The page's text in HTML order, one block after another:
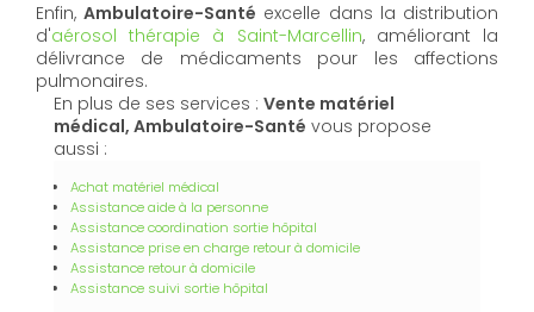
Enfin,Ambulatoire-Santé excelle dans la distribution
d'aérosol thérapie à Saint-Marcellin, améliorant la
délivrance de médicaments pour les affections
pulmonaires.
En plus de ses services : Vente matériel
médical, Ambulatoire-Santé vous propose
aussi :
Achat matériel médical
Assistance aide à la personne
Assistance coordination sortie hôpital
Assistance prise en charge retour à domicile
Assistance retour à domicile
Assistance suivi sortie hôpital